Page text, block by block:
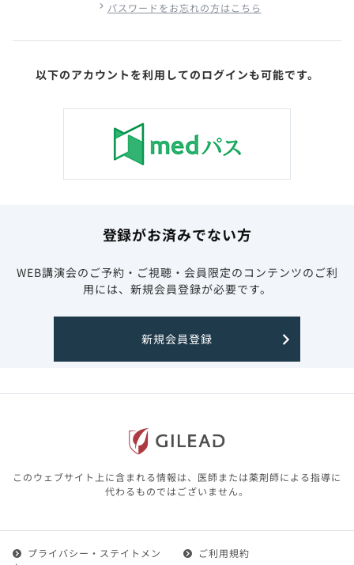
パスワードをお忘れの方はこちら
以下のアカウントを利用してのログインも可能です。
登録がお済みでない方
WEB講演会のご予約・ご視聴・会員限定のコンテンツのご利
用には、新規会員登録が必要です。
新規会員登録
このウェブサイト上に含まれる情報は、医師または薬剤師による指導に
代わるものではございません。
プライバシー・ステイトメン
ご利用規約